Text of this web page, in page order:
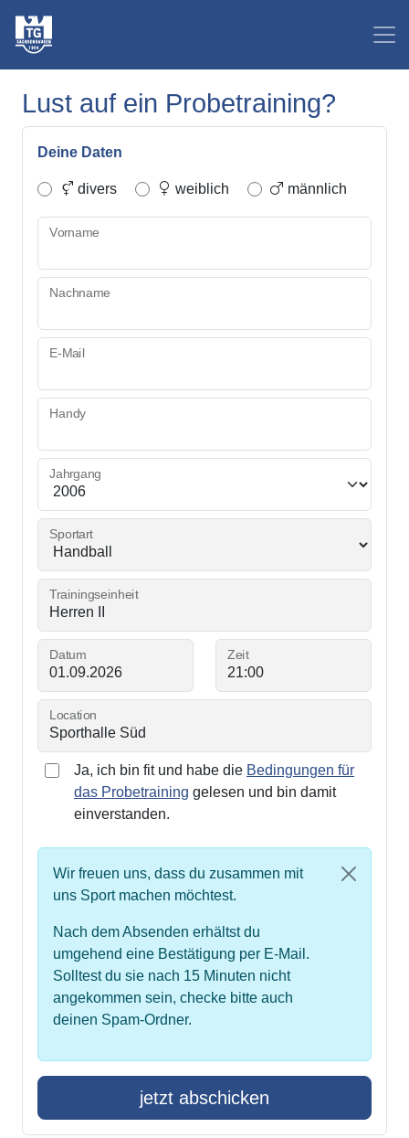
Lust auf ein Probetraining?
Deine Daten
divers weiblich männlich
Vorname
Nachname
E-Mail
Handy
Jahrgang
Sportart
Trainingseinheit
Datum Zeit
Location
Ja, ich bin fit und habe die Bedingungen für
das Probetraining gelesen und bin damit
einverstanden.
Wir freuen uns, dass du zusammen mit
uns Sport machen möchtest.
Nach dem Absenden erhältst du
umgehend eine Bestätigung per E-Mail.
Solltest du sie nach 15 Minuten nicht
angekommen sein, checke bitte auch
deinen Spam-Ordner.
jetzt abschicken